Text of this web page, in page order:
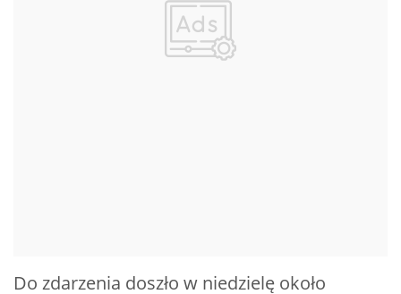
Do zdarzenia doszło w niedzielę około